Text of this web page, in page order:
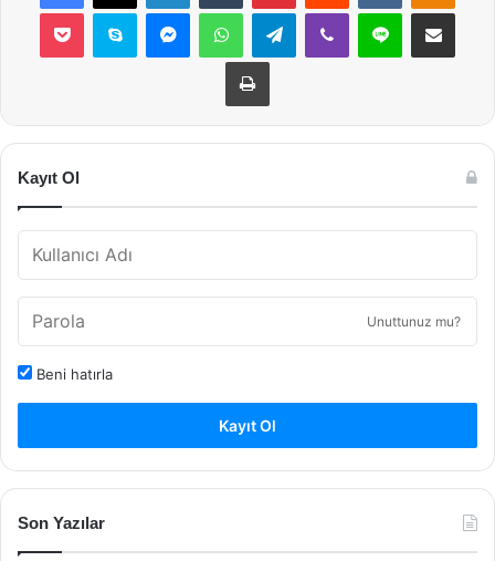
Pocket Skype MessengerWhatsAppTelegramViber Line E-Posta ile
Yazdır
Kayıt Ol
Unuttunuz mu?
Beni hatırla
Kayıt Ol
Son Yazılar